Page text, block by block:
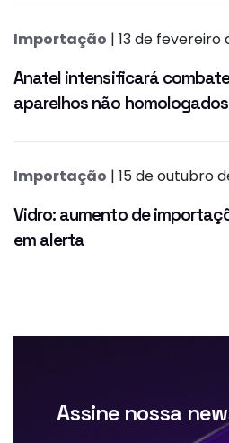
Importação | 13 de fevereiro
Anatel intensificará
aparelhos não homologados
Importação | 15 de outubro
Vidro: aumento de
em alerta
Assine nossa